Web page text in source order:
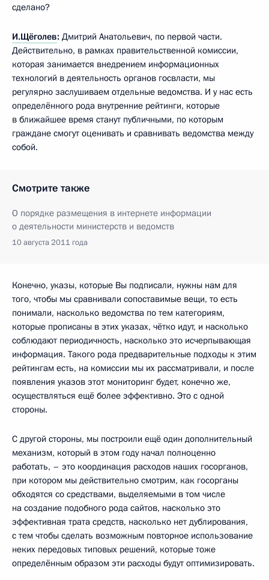
сделано?
И.Щёголев: Дмитрий Анатольевич, по первой части.
Действительно, в рамках правительственной комиссии,
которая занимается внедрением информационных
технологий в деятельность органов госвласти, мы
регулярно заслушиваем отдельные ведомства. И у нас есть
определённого рода внутренние рейтинги, которые
в ближайшее время станут публичными, по которым
граждане смогут оценивать и сравнивать ведомства между
собой.
Смотрите также
О порядке размещения в интернете информации
о деятельности министерств и ведомств
10 августа 2011 года
Конечно, указы, которые Вы подписали, нужны нам для
того, чтобы мы сравнивали сопоставимые вещи, то есть
понимали, насколько ведомства по тем категориям,
которые прописаны в этих указах, чётко идут, и насколько
соблюдают периодичность, насколько это исчерпывающая
информация. Такого рода предварительные подходы к этим
рейтингам есть, на комиссии мы их рассматривали, и после
появления указов этот мониторинг будет, конечно же,
осуществляться ещё более эффективно. Это с одной
стороны.
С другой стороны, мы построили ещё один дополнительный
механизм, который в этом году начал полноценно
работать, – это координация расходов наших госорганов,
при котором мы действительно смотрим, как госорганы
обходятся со средствами, выделяемыми в том числе
на создание подобного рода сайтов, насколько это
эффективная трата средств, насколько нет дублирования,
с тем чтобы сделать возможным повторное использование
неких передовых типовых решений, которые тоже
определённым образом эти расходы будут оптимизировать.